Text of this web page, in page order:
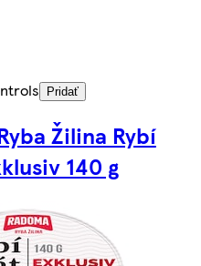
Pridať
Žilina Rybí
140 g